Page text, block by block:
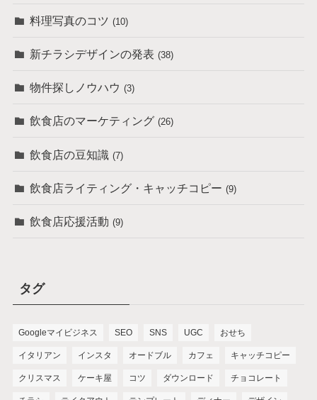
料理写真のコツ (10)
新チラシデザインの発表 (38)
物件探しノウハウ (3)
飲食店のマーケティング (26)
飲食店の豆知識 (7)
飲食店ライティング・キャッチコピー (9)
飲食店応援活動 (9)
タグ
Googleマイビジネス SEO SNS UGC おせち
イタリアン インスタ オードブル カフェ キャッチコピー
クリスマス ケーキ屋 コツ ダウンロード チョコレート